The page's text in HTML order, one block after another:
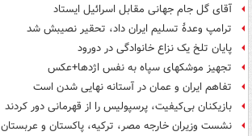
آقای گل جام جهانی مقابل اسرائیل ایستاد
ترامپ وعدۀ تسلیم ایران داد، تحقیر نصیبش شد
پایان تلخ یک نزاع خانوادگی در دورود
تجهیز موشکهای سپاه به نفس اژدها+عکس
تفاهم ایران و عمان در آستانه نهایی شدن است
بازیکنان بی‌کیفیت، پرسپولیس را از قهرمانی دور کردند
نشست وزیران خارجه مصر، ترکیه، پاکستان و عربستان